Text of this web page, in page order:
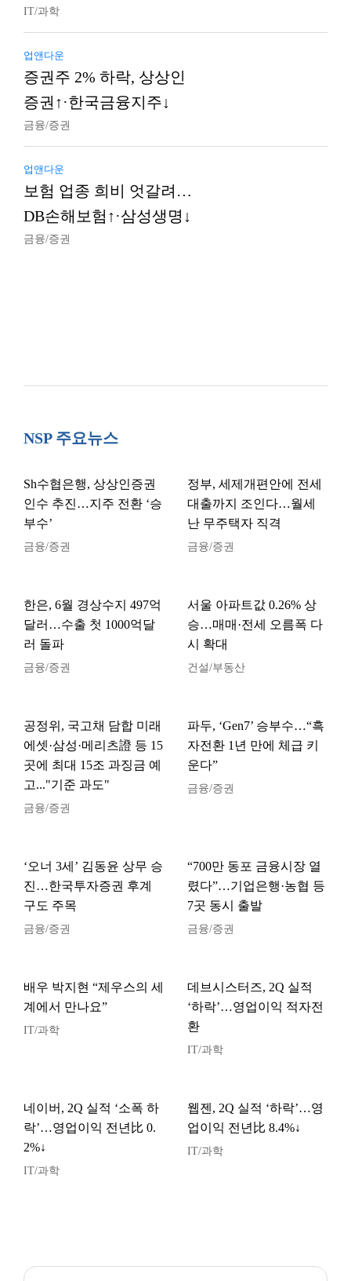
IT/과학
업앤다운
증권주 2% 하락, 상상인
증권↑·한국금융지주↓
금융/증권
업앤다운
보험 업종 희비 엇갈려…
DB손해보험↑·삼성생명↓
금융/증권
NSP 주요뉴스
Sh수협은행, 상상인증권
인수 추진…지주 전환 ‘승
부수’
금융/증권
정부, 세제개편안에 전세
대출까지 조인다…월세
난 무주택자 직격
금융/증권
한은, 6월 경상수지 497억
달러…수출 첫 1000억달
러 돌파
금융/증권
서울 아파트값 0.26% 상
승…매매·전세 오름폭 다
시 확대
건설/부동산
공정위, 국고채 담합 미래
에셋·삼성·메리츠證 등 15
곳에 최대 15조 과징금 예
고..."기준 과도"
금융/증권
파두, ‘Gen7’ 승부수…“흑
자전환 1년 만에 체급 키
운다”
금융/증권
‘오너 3세’ 김동윤 상무 승
진…한국투자증권 후계
구도 주목
금융/증권
“700만 동포 금융시장 열
렸다”…기업은행·농협 등
7곳 동시 출발
금융/증권
배우 박지현 “제우스의 세
계에서 만나요”
IT/과학
데브시스터즈, 2Q 실적
‘하락’…영업이익 적자전
환
IT/과학
네이버, 2Q 실적 ‘소폭 하
락’…영업이익 전년比 0.
2%↓
IT/과학
웹젠, 2Q 실적 ‘하락’…영
업이익 전년比 8.4%↓
IT/과학